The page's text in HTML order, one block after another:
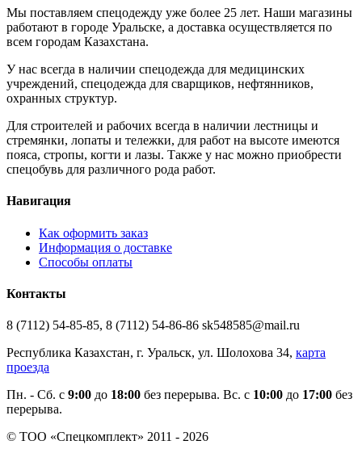
Мы поставляем спецодежду уже более 25 лет. Наши магазины
работают в городе Уральске, а доставка осуществляется по
всем городам Казахстана.
У нас всегда в наличии спецодежда для медицинских
учреждений, спецодежда для сварщиков, нефтянников,
охранных структур.
Для строителей и рабочих всегда в наличии лестницы и
стремянки, лопаты и тележки, для работ на высоте имеются
пояса, стропы, когти и лазы. Также у нас можно приобрести
спецобувь для различного рода работ.
Навигация
Как оформить заказ
Информация о доставке
Способы оплаты
Контакты
8 (7112) 54-85-85, 8 (7112) 54-86-86 sk548585@mail.ru
Республика Казахстан, г. Уральск, ул. Шолохова 34, карта
проезда
Пн. - Cб. с 9:00 до 18:00 без перерыва. Вс. с 10:00 до 17:00 без
перерыва.
© ТОО «Спецкомплект» 2011 - 2026